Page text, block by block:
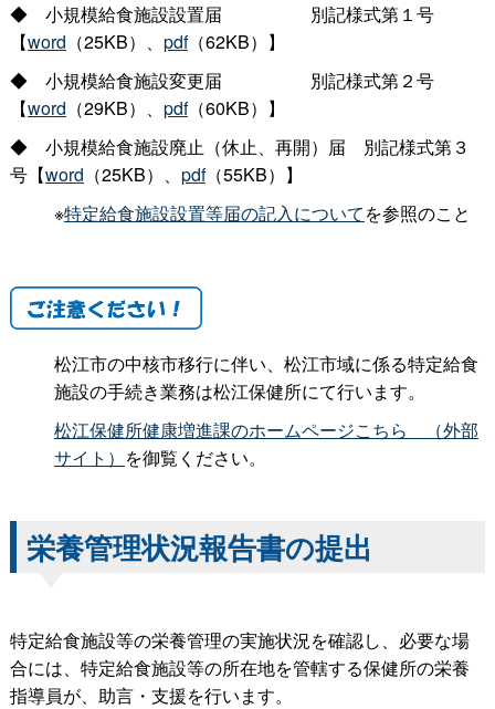
◆ 小規模給食施設設置届 別記様式第１号
【word （25KB）、 pdf（62KB）】
◆ 小規模給食施設変更届 別記様式第２号
【word （29KB）、 pdf（60KB） 】
◆ 小規模給食施設廃止（休止、再開） 届 別記様式第３
号【word （25KB）、 pdf（55KB） 】
※特定給食施設設置等届の記入についてを参照のこと
松江市の中核市移行に伴い、松江市域に係る特定給食
施設の手続き業務は松江保健所にて行います。
松江保健所健康増進課のホームページこちら
（外部
サイト） を御覧ください。
栄養管理状況報告書の提出
特定給食施設等の栄養管理の実施状況を確認し、必要な場
合には、特定給食施設等の所在地を管轄する保健所の栄養
指導員が、助言・支援を行います。